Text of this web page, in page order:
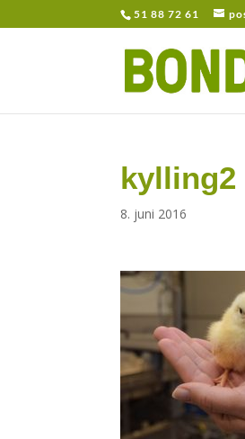
51 88 72 61
kylling2
8. juni 2016